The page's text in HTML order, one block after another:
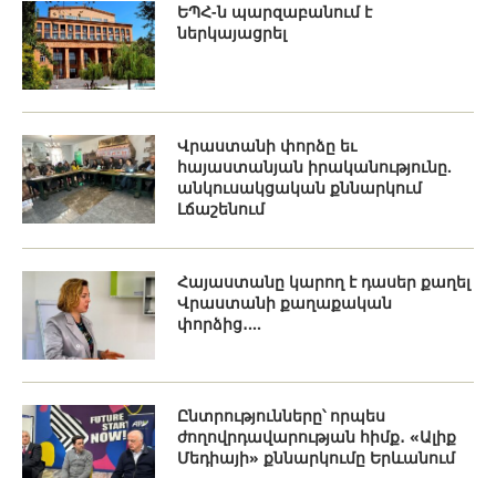
ԵՊՀ-ն պարզաբանում է
ներկայացրել
Վրաստանի փորձը եւ
հայաստանյան իրականությունը.
անկուսակցական քննարկում
Լճաշենում
Հայաստանը կարող է դասեր քաղել
Վրաստանի քաղաքական
փորձից․...
Ընտրությունները՝ որպես
ժողովրդավարության հիմք․ «Ալիք
Մեդիայի» քննարկումը Երևանում